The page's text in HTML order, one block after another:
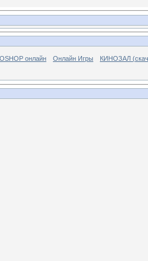
онлайн Онлайн Игры КИНОЗАЛ